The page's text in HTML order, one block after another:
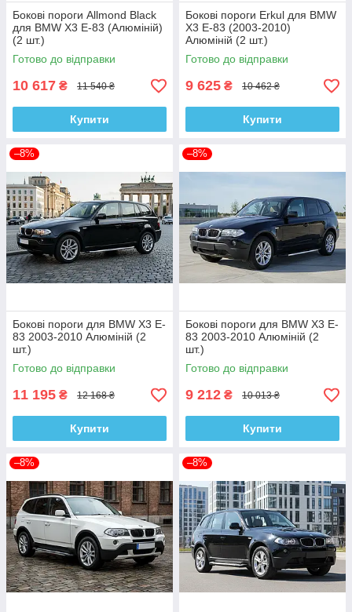
Бокові пороги Allmond Black
для BMW X3 E-83 (Алюміній)
(2 шт.)
Готово до відправки
10 617 ₴ 11 540 ₴
Купити
Бокові пороги Erkul для BMW
X3 E-83 (2003-2010)
Алюміній (2 шт.)
Готово до відправки
9 625 ₴ 10 462 ₴
Купити
–8%
Бокові пороги для BMW X3 E-
83 2003-2010 Алюміній (2
шт.)
Готово до відправки
11 195 ₴ 12 168 ₴
Купити
–8%
Бокові пороги для BMW X3 E-
83 2003-2010 Алюміній (2
шт.)
Готово до відправки
9 212 ₴ 10 013 ₴
Купити
–8% –8%